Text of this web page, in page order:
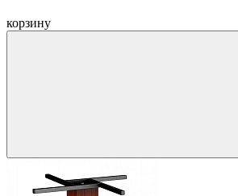
корзину